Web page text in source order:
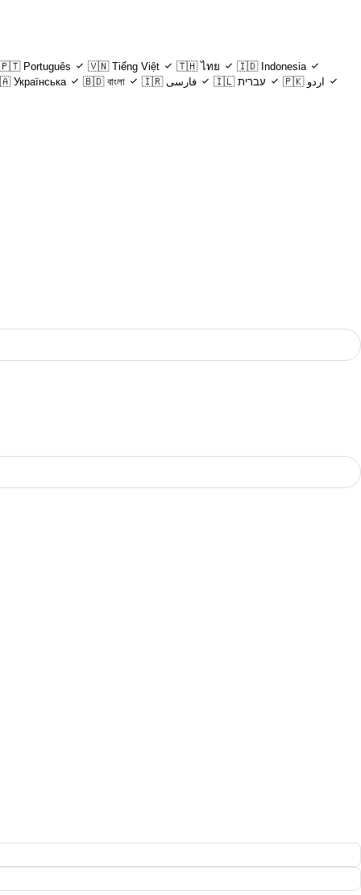
🇵🇹 Português 🇻🇳 Tiếng Việt 🇹🇭 ไทย 🇮🇩 Indonesia
Українська 🇧🇩 বাংলা 🇮🇷 فارسی 🇮🇱 עברית 🇵🇰 اردو